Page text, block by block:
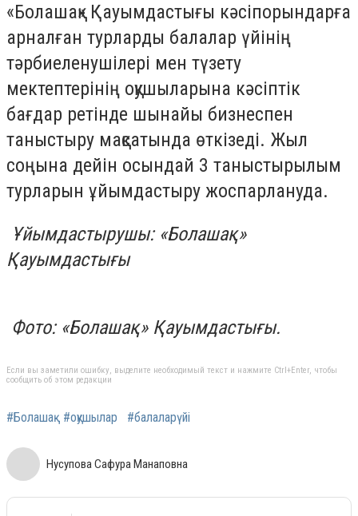
«Болашақ» Қауымдастығы кәсіпорындарға
арналған турларды балалар үйінің
тәрбиеленушілері мен түзету
мектептерінің оқушыларына кәсіптік
бағдар ретінде шынайы бизнеспен
таныстыру мақсатында өткізеді. Жыл
соңына дейін осындай 3 таныстырылым
турларын ұйымдастыру жоспарлануда.
Ұйымдастырушы: «Болашақ»
Қауымдастығы
Фото: «Болашақ» Қауымдастығы.
Если вы заметили ошибку, выделите необходимый текст и нажмите Ctrl+Enter, чтобы
сообщить об этом редакции
#Болашақ #оқушылар #балаларүйі
Нусупова Сафура Манаповна